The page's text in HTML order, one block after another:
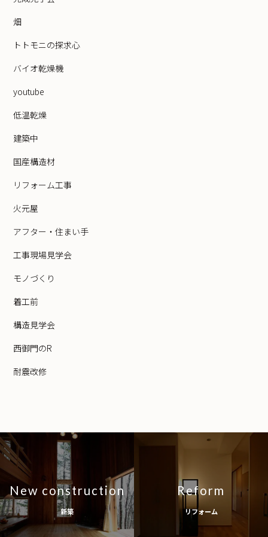
畑
トトモニの探求心
バイオ乾燥機
youtube
低温乾燥
建築中
国産構造材
リフォーム工事
火元屋
アフター・住まい手
工事現場見学会
モノづくり
着工前
構造見学会
西御門のR
耐震改修
New construction
新築
Reform
リフォーム